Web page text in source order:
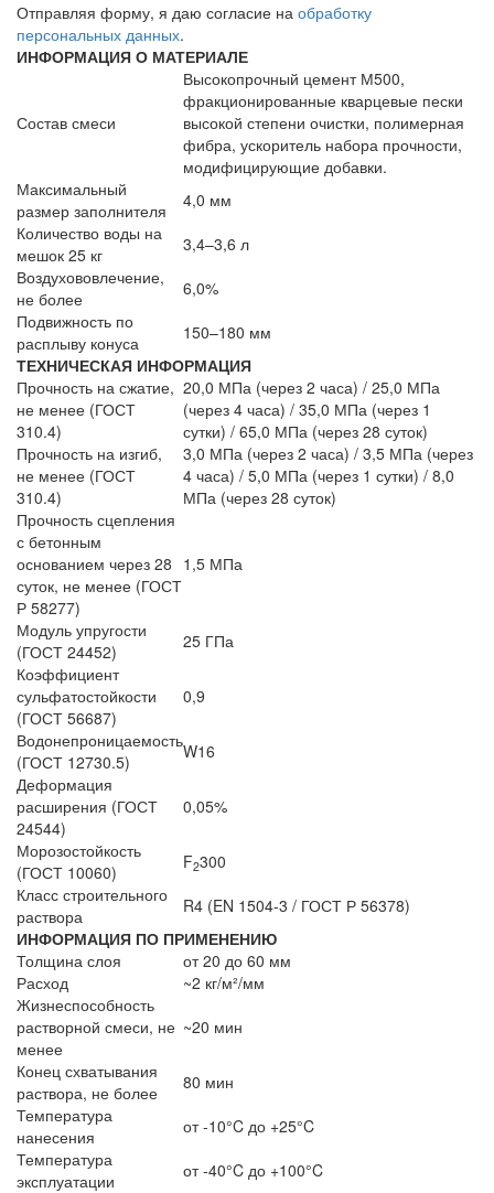
Отправляя форму, я даю согласие на обработку
персональных данных.
ИНФОРМАЦИЯ О МАТЕРИАЛЕ
Состав смеси
Высокопрочный цемент М500,
фракционированные кварцевые пески
высокой степени очистки, полимерная
фибра, ускоритель набора прочности,
модифицирующие добавки.
Максимальный
размер заполнителя
4,0 мм
Количество воды на
мешок 25 кг
3,4–3,6 л
Воздухововлечение,
не более
6,0%
Подвижность по
расплыву конуса
150–180 мм
ТЕХНИЧЕСКАЯ ИНФОРМАЦИЯ
Прочность на сжатие,
не менее (ГОСТ
310.4)
20,0 МПа (через 2 часа) / 25,0 МПа
(через 4 часа) / 35,0 МПа (через 1
сутки) / 65,0 МПа (через 28 суток)
Прочность на изгиб,
не менее (ГОСТ
310.4)
3,0 МПа (через 2 часа) / 3,5 МПа (через
4 часа) / 5,0 МПа (через 1 сутки) / 8,0
МПа (через 28 суток)
Прочность сцепления
с бетонным
основанием через 28
суток, не менее (ГОСТ
Р 58277)
1,5 МПа
Модуль упругости
(ГОСТ 24452)
25 ГПа
Коэффициент
сульфатостойкости
(ГОСТ 56687)
0,9
Водонепроницаемость
(ГОСТ 12730.5)
W16
Деформация
расширения (ГОСТ
24544)
0,05%
Морозостойкость
(ГОСТ 10060)
F2300
Класс строительного
раствора
R4 (EN 1504-3 / ГОСТ Р 56378)
ИНФОРМАЦИЯ ПО ПРИМЕНЕНИЮ
Толщина слоя
от 20 до 60 мм
Расход
~2 кг/м²/мм
Жизнеспособность
растворной смеси, не
менее
~20 мин
Конец схватывания
раствора, не более
80 мин
Температура
нанесения
от -10°C до +25°C
Температура
эксплуатации
от -40°C до +100°C